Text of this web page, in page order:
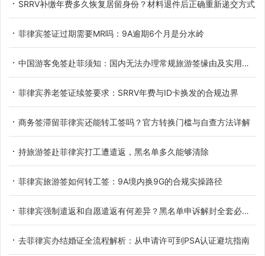
SRRV补缴年费多久恢复居留身份？材料退件后正确重新递交方式
菲律宾签证过期需要MR吗：9A逾期6个月是分水岭
中国游客免签赴菲须知：国内无法办理常规旅游签缘由及实用替代方案
菲律宾养老签证续签要求：SRRV年费与ID卡换发的合规边界
商务签滞留菲律宾还能转工签吗？官方转换门槛与自查方法详解
持旅游签赴菲律宾打工遭遣返，黑名单多久能够清除
菲律宾旅游签如何转工签：9A境内换9G的合规实操路径
菲律宾强制遣返和自愿遣返有何差异？黑名单申诉解封全套必备材料详解
去菲律宾办结婚证全流程解析：从申请许可到PSA认证避坑指南